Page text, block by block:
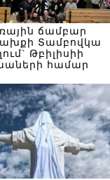
ճամբար
Տամբովկա
Թբիլիսիի
համար